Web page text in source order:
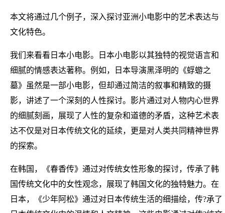
本文将通过几个例子，深入探讨亚洲小电影中的艺术表达与
文化特色。
我们来看看日本小电影。日本小电影以其独特的视觉语言和
细腻的情感表达著称。例如，日本导演黑泽明的《蜉蝣之
墓》虽然是一部小电影，但却通过简洁的叙事和精致的摄
影，讲述了一个深刻的人性探讨。影片通过对人物内心世界
的细腻刻画，展现了人性的复杂和道德的矛盾，这种艺术表
达不仅是对日本传统文化的延续，更是对人类共同精神世界
的探索。
在韩国，《春香传》通过对传统女性形象的探讨，传承了韩
国传统文化中的女性观念，展现了韩国文化的独特魅力。在
日本，《少年阿松》通过对日本传统生活的细描绘，传?承了